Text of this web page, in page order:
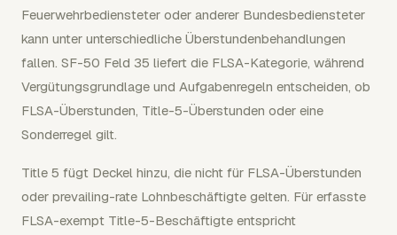
Feuerwehrbediensteter oder anderer Bundesbediensteter
kann unter unterschiedliche Überstundenbehandlungen
fallen. SF-50 Feld 35 liefert die FLSA-Kategorie, während
Vergütungsgrundlage und Aufgabenregeln entscheiden, ob
FLSA-Überstunden, Title-5-Überstunden oder eine
Sonderregel gilt.
Title 5 fügt Deckel hinzu, die nicht für FLSA-Überstunden
oder prevailing-rate Lohnbeschäftigte gelten. Für erfasste
FLSA-exempt Title-5-Beschäftigte entspricht